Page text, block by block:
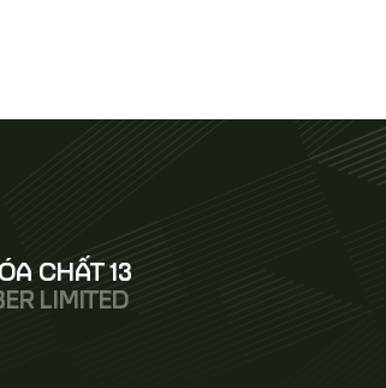
CHẤT 13
LIMITED